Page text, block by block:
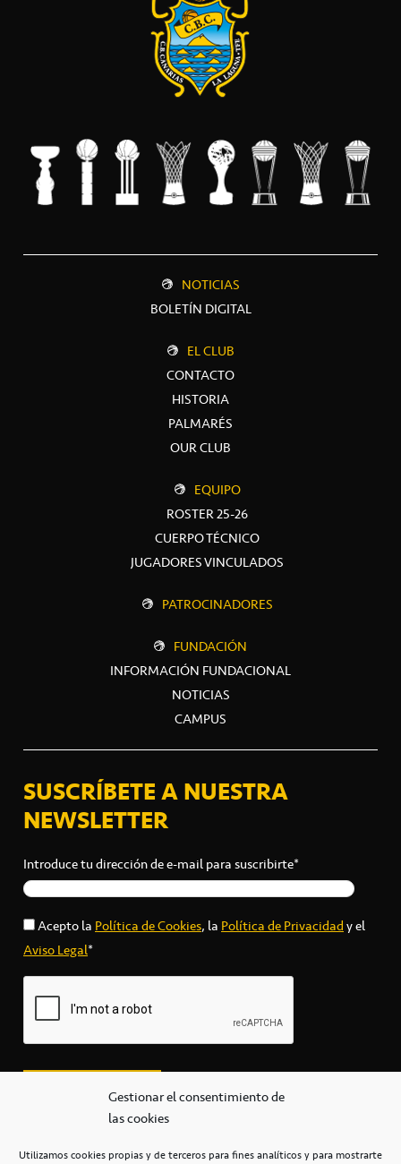
Gestionar el consentimiento de
las cookies
Utilizamos cookies propias y de terceros para fines analíticos y para mostrarte
NOTICIAS
BOLETÍN DIGITAL
EL CLUB
CONTACTO
HISTORIA
PALMARÉS
OUR CLUB
EQUIPO
ROSTER 25-26
CUERPO TÉCNICO
JUGADORES VINCULADOS
PATROCINADORES
FUNDACIÓN
INFORMACIÓN FUNDACIONAL
NOTICIAS
CAMPUS
SUSCRÍBETE A NUESTRA
NEWSLETTER
Introduce tu dirección de e-mail para suscribirte*
Acepto laPolítica de Cookies, laPolítica de Privacidady el
Aviso Legal*